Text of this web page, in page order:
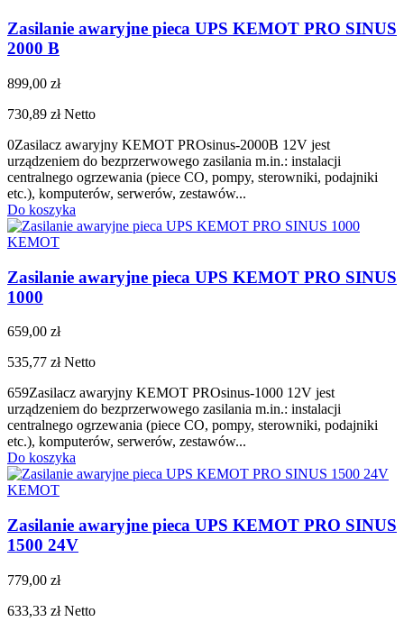
Zasilanie awaryjne pieca UPS KEMOT PRO SINUS
2000 B
899,00 zł
730,89 złNetto
0Zasilacz awaryjny KEMOT PROsinus-2000B 12V jest
urządzeniem do bezprzerwowego zasilania m.in.: instalacji
centralnego ogrzewania (piece CO, pompy, sterowniki, podajniki
etc.), komputerów, serwerów, zestawów...
Do koszyka
KEMOT
Zasilanie awaryjne pieca UPS KEMOT PRO SINUS
1000
659,00 zł
535,77 złNetto
659Zasilacz awaryjny KEMOT PROsinus-1000 12V jest
urządzeniem do bezprzerwowego zasilania m.in.: instalacji
centralnego ogrzewania (piece CO, pompy, sterowniki, podajniki
etc.), komputerów, serwerów, zestawów...
Do koszyka
KEMOT
Zasilanie awaryjne pieca UPS KEMOT PRO SINUS
1500 24V
779,00 zł
633,33 złNetto